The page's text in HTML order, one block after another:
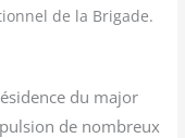
de la Brigade.
du major
de nom­breux